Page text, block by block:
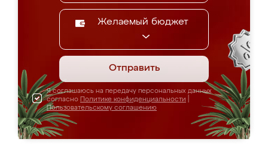
Желаемый бюджет
Отправить
Я соглашаюсь на передачу персональных данных
согласно Политике конфиденциальности
Пользовательскому соглашению